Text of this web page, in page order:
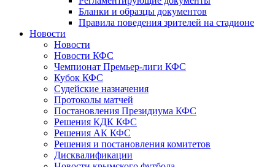
Бланки и образцы документов
Правила поведения зрителей на стадионе
Новости
Новости
Новости КФС
Чемпионат Премьер-лиги КФС
Кубок КФС
Судейские назначения
Протоколы матчей
Постановления Президиума КФС
Решения КДК КФС
Решения АК КФС
Решения и постановления комитетов
Дисквалификации